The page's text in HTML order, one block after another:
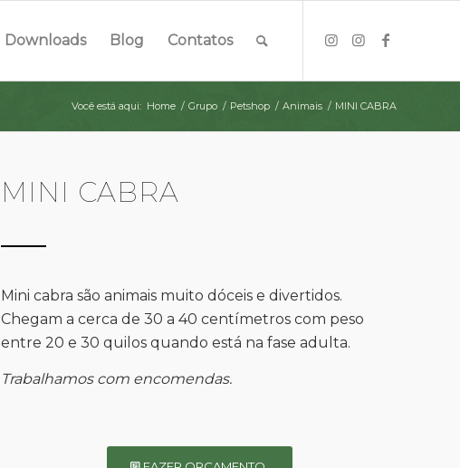
Downloads Blog Contatos
Você está aqui: Home / Grupo / Petshop / Animais / MINI CABRA
MINI CABRA
Mini cabra são animais muito dóceis e divertidos.
Chegam a cerca de 30 a 40 centímetros com peso
entre 20 e 30 quilos quando está na fase adulta.
Trabalhamos com encomendas.